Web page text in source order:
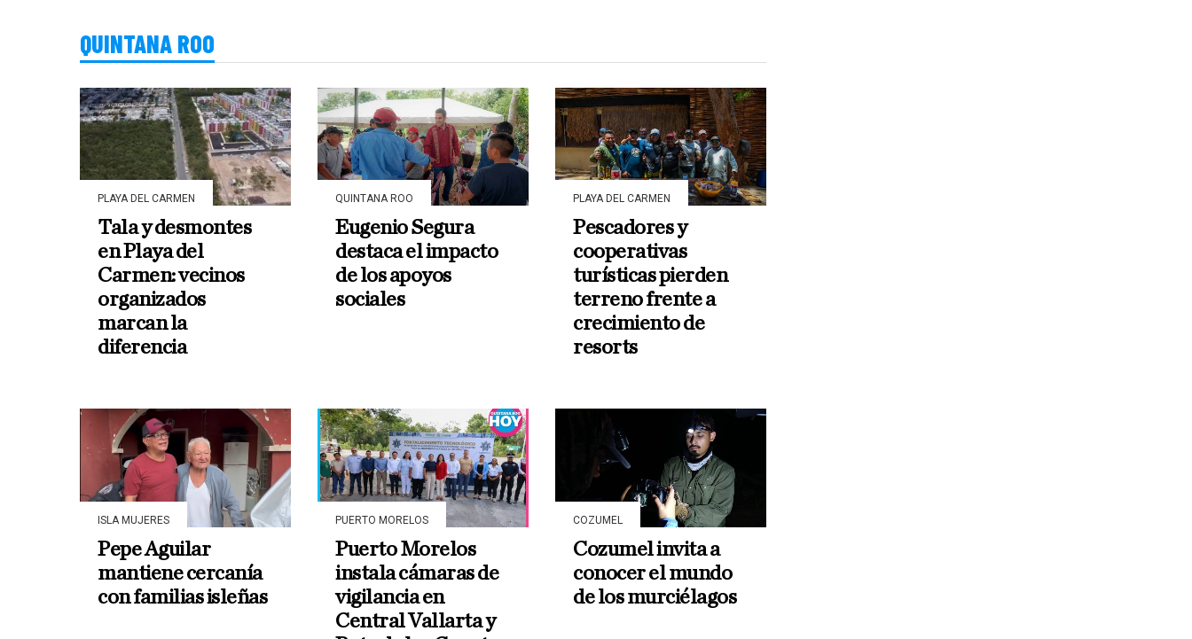
QUINTANA ROO
PLAYA DEL CARMEN
Tala y desmontes
en Playa del
Carmen: vecinos
organizados
marcan la
diferencia
QUINTANA ROO
Eugenio Segura
destaca el impacto
de los apoyos
sociales
PLAYA DEL CARMEN
Pescadores y
cooperativas
turísticas pierden
terreno frente a
crecimiento de
resorts
ISLA MUJERES
Pepe Aguilar
mantiene cercanía
con familias isleñas
PUERTO MORELOS
Puerto Morelos
instala cámaras de
vigilancia en
Central Vallarta y
COZUMEL
Cozumel invita a
conocer el mundo
de los murciélagos